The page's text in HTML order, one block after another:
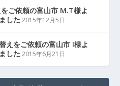
ご依頼の富山市 M.T様よ
した 2015年12月5日
えをご依頼の富山市 I様よ
した 2015年6月21日